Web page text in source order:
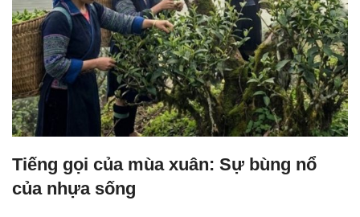
Tiếng gọi của mùa xuân: Sự bùng nổ
của nhựa sống